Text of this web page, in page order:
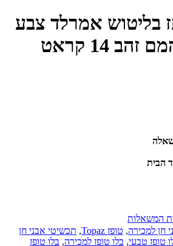
בליטוש אמרלד צבע
14 קראט
הבית
המשאלות
חן למכירה, טופז Topaz , תכשיטי אבני חן
טופז טבעי, בלו טופז למכירה, בלו טופז